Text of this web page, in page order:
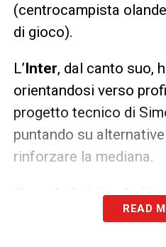
(centrocampista
di gioco).
L’Inter, dal canto suo,
orientandosi verso
progetto tecnico di
puntando su
rinforzare la mediana.
Perché
Galatasaray
READ